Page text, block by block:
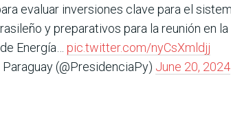
evaluar inversiones clave para el
y preparativos para la reunión en
Energía… pic.twitter.com/nyCsXmldjj
(@PresidenciaPy) June 20, 2024